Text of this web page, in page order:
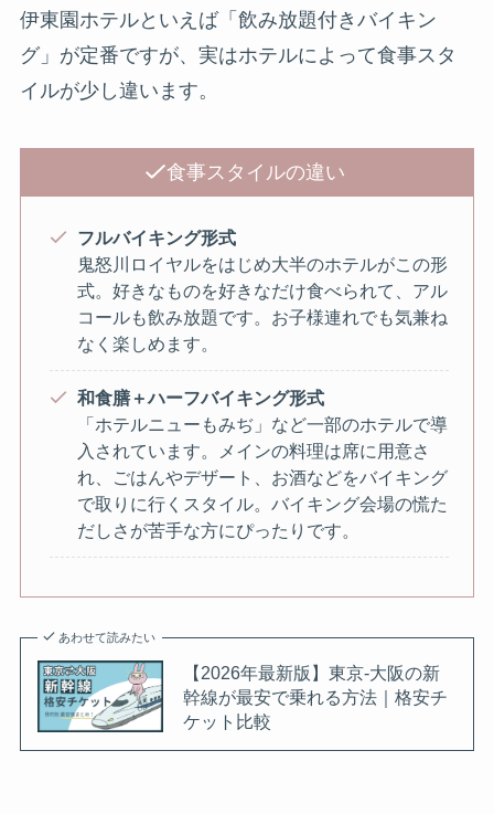
伊東園ホテルといえば「飲み放題付きバイキン
グ」が定番ですが、実はホテルによって食事スタ
イルが少し違います。
食事スタイルの違い
フルバイキング形式
鬼怒川ロイヤルをはじめ大半のホテルがこの形
式。好きなものを好きなだけ食べられて、アル
コールも飲み放題です。お子様連れでも気兼ね
なく楽しめます。
和食膳＋ハーフバイキング形式
「ホテルニューもみぢ」など一部のホテルで導
入されています。メインの料理は席に用意さ
れ、ごはんやデザート、お酒などをバイキング
で取りに行くスタイル。バイキング会場の慌た
だしさが苦手な方にぴったりです。
あわせて読みたい
【2026年最新版】東京‐大阪の新
幹線が最安で乗れる方法｜格安チ
ケット比較